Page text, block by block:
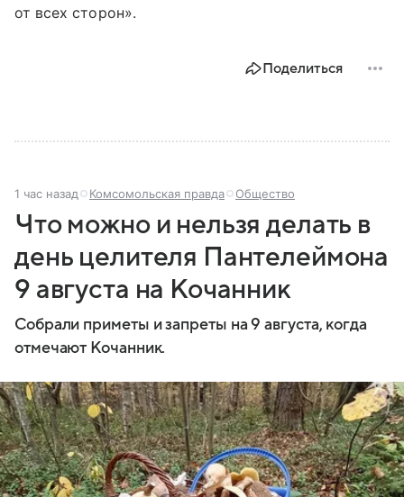
от всех сторон».
Поделиться
1 час назад Комсомольская правда Общество
Что можно и нельзя делать в
день целителя Пантелеймона
9 августа на Кочанник
Собрали приметы и запреты на 9 августа, когда
отмечают Кочанник.